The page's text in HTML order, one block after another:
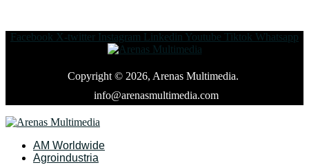
Facebook X-twitter Instagram Linkedin Youtube Tiktok Whatsapp
Copyright © 2026, Arenas Multimedia.
info@arenasmultimedia.com
AM Worldwide
Agroindustria